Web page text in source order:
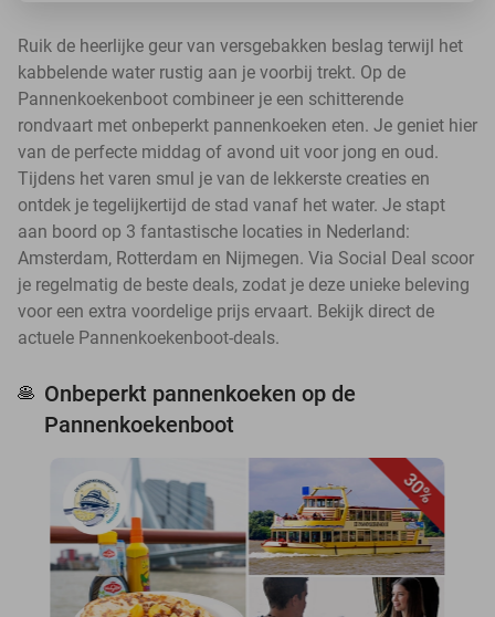
Ruik de heerlijke geur van versgebakken beslag terwijl het
kabbelende water rustig aan je voorbij trekt. Op de
Pannenkoekenboot combineer je een schitterende
rondvaart met onbeperkt pannenkoeken eten. Je geniet hier
van de perfecte middag of avond uit voor jong en oud.
Tijdens het varen smul je van de lekkerste creaties en
ontdek je tegelijkertijd de stad vanaf het water. Je stapt
aan boord op 3 fantastische locaties in Nederland:
Amsterdam, Rotterdam en Nijmegen. Via Social Deal scoor
je regelmatig de beste deals, zodat je deze unieke beleving
voor een extra voordelige prijs ervaart. Bekijk direct de
actuele Pannenkoekenboot-deals.
🥞 Onbeperkt pannenkoeken op de
Pannenkoekenboot
30%